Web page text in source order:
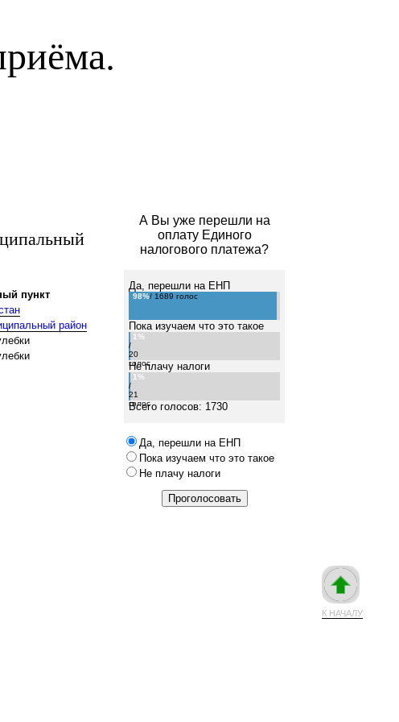
А Вы уже перешли на
оплату Единого
налогового платежа?
Да, перешли на ЕНП
98%/ 1689 голос
Пока изучаем что это такое
1%
/
20
голос
Не плачу налоги
1%
/
21
голос
Всего голосов: 1730
Да, перешли на ЕНП
Пока изучаем что это такое
Не плачу налоги
пункт
район
К НАЧАЛУ